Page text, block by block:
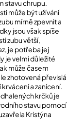
stavu chrupu.
může být užívání
mírně zpevnit a
jsou však spíše
zubu větší,
je potřeba jej
je velmi důležité
může časem
zhotovená převislá
a zanícení.
krčků je
stavu pomocí
Kristýna